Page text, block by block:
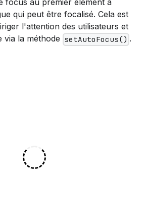
focus au premier élément à
qui peut être focalisé. Cela est
l'attention des utilisateurs et
via la méthode setAutoFocus() .